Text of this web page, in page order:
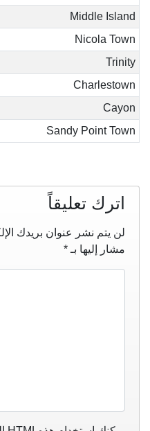
Middle Island
Nicola Town
Trinity
Charlestown
Cayon
Sandy Point Town
اترك تعليقاً
لن يتم نشر عنوان بريدك
مشار إليها بـ *